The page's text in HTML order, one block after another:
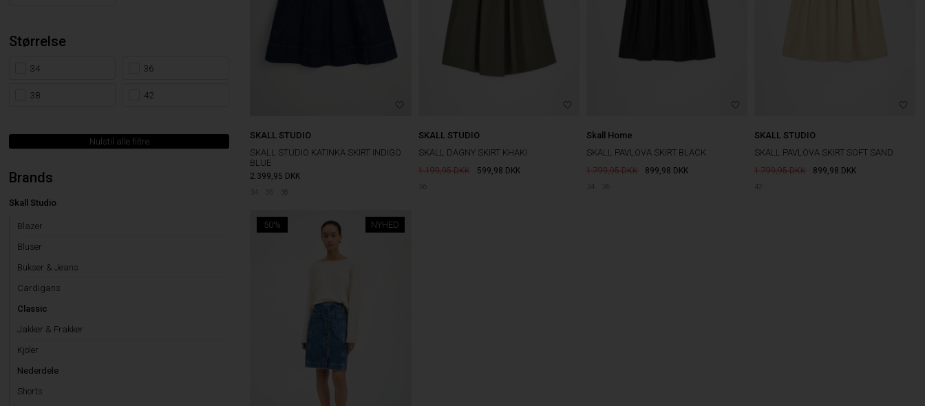
Størrelse
34 36
38 42
Nulstil alle filtre
Brands
Skall Studio
Blazer
Bluser
Bukser & Jeans
Cardigans
Classic
Jakker & Frakker
Kjoler
Nederdele
Shorts
SKALL STUDIO
SKALL STUDIO KATINKA SKIRT INDIGO
BLUE
2.399,95 DKK
34 36 38
SKALL STUDIO
SKALL DAGNY SKIRT KHAKI
1.199,95 599,98 DKK
36
Skall Home
SKALL PAVLOVA SKIRT BLACK
1.799,95 899,98 DKK
34 36
SKALL STUDIO
SKALL PAVLOVA SKIRT SOFT SAND
1.799,95 899,98 DKK
NYHED
50%